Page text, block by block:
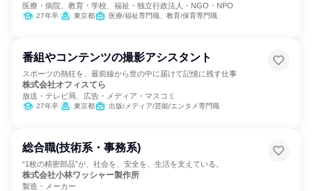
医療・病院、教育・学校、福祉・独立行政法人・NGO・NPO
27年卒 東京都 医療/福祉専門職、教育/保育専門職
番組やコンテンツの撮影アシスタント
スポーツの熱狂を、最前線から世の中に届けて記憶に残す仕事
株式会社オフィスてら
放送・テレビ局、広告・メディア・マスコミ
27年卒 東京都 出版/メディア/芸能/エンタメ専門職
総合職(技術系・事務系)
“1枚の精密部品”が、社会を、安全を、生活を支えている。
株式会社小林ワッシャー製作所
製造・メーカー